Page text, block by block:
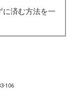
に済む方法を一
106